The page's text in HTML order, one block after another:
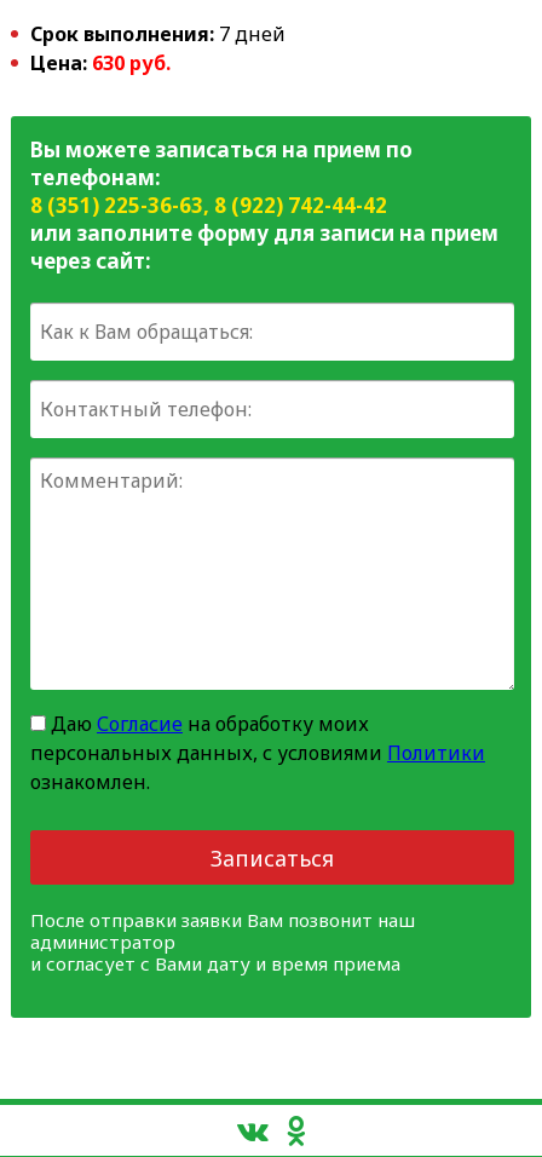
Срок выполнения:7 дней
Цена: 630 руб.
Вы можете записаться на прием по
телефонам:
8 (351) 225-36-63, 8 (922) 742-44-42
или заполните форму для записи на прием
через сайт:
Даю Согласиена обработку моих
персональных данных, с условиями Политики
ознакомлен.
Записаться
После отправки заявки Вам позвонит наш
администратор
и согласует с Вами дату и время приема